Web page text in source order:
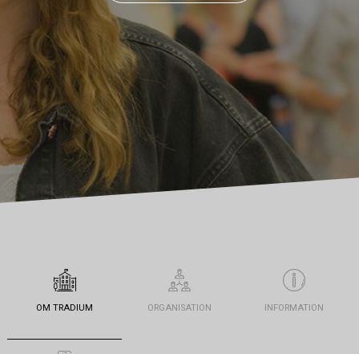
OM TRADIUM ORGANISATION INFORMATION